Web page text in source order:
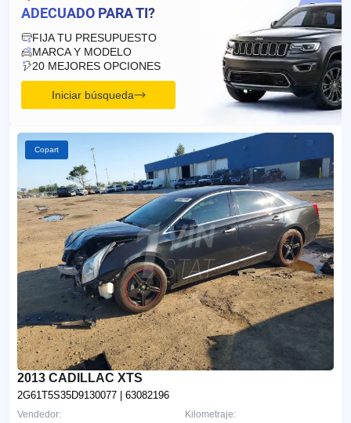
ADECUADO PARA TI?
FIJA TU PRESUPUESTO
MARCA Y MODELO
20 MEJORES OPCIONES
Iniciar búsqueda
Copart
2013 CADILLAC XTS
2G61T5S35D9130077 | 63082196
Kilometraje:
Vendedor: